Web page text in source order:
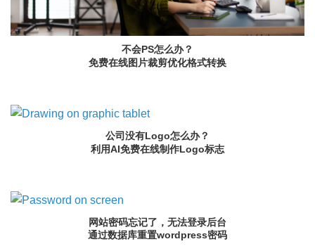
不会PS怎么办？
免费在线图片裁剪优化格式转换
公司没有Logo怎么办？
利用AI免费在线制作Logo标志
网站密码忘记了，无法登录后台
通过数据库重置wordpress密码